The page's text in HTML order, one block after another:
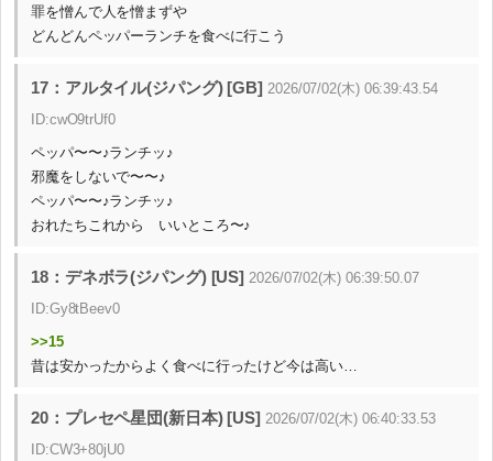
罪を憎んで人を憎まずや
どんどんペッパーランチを食べに行こう
17：アルタイル(ジパング) [GB] 2026/07/02(木) 06:39:43.54
ID:cwO9trUf0
ペッパ〜〜♪ランチッ♪
邪魔をしないで〜〜♪
ペッパ〜〜♪ランチッ♪
おれたちこれから いいところ〜♪
18：デネボラ(ジパング) [US] 2026/07/02(木) 06:39:50.07
ID:Gy8tBeev0
>>15
昔は安かったからよく食べに行ったけど今は高い…
20：プレセペ星団(新日本) [US] 2026/07/02(木) 06:40:33.53
ID:CW3+80jU0